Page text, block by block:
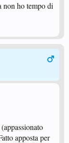
non ho tempo di
apposta per